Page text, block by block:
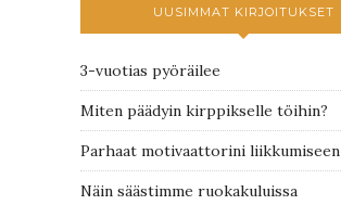
UUSIMMAT KIRJOITUKSET
3-vuotias pyöräilee
Miten päädyin kirppikselle töihin?
Parhaat motivaattorini liikkumiseen
Näin säästimme ruokakuluissa